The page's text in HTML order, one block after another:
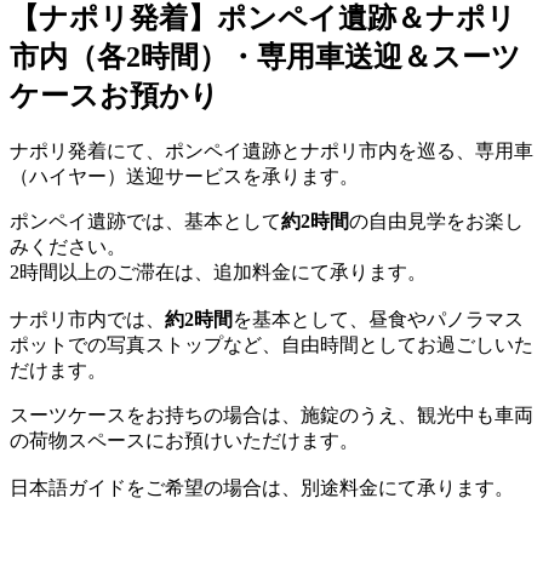
【ナポリ発着】ポンペイ遺跡＆ナポリ
市内（各2時間）・専用車送迎＆スーツ
ケースお預かり
ナポリ発着にて、ポンペイ遺跡とナポリ市内を巡る、専用車
（ハイヤー）送迎サービスを承ります。
ポンペイ遺跡では、基本として約2時間の自由見学をお楽し
みください。
2時間以上のご滞在は、追加料金にて承ります。
ナポリ市内では、 約2時間 を基本として、昼食やパノラマス
ポットでの写真ストップなど、自由時間としてお過ごしいた
だけます。
スーツケースをお持ちの場合は、施錠のうえ、観光中も車両
の荷物スペースにお預けいただけます。
日本語ガイドをご希望の場合は、別途料金にて承ります。